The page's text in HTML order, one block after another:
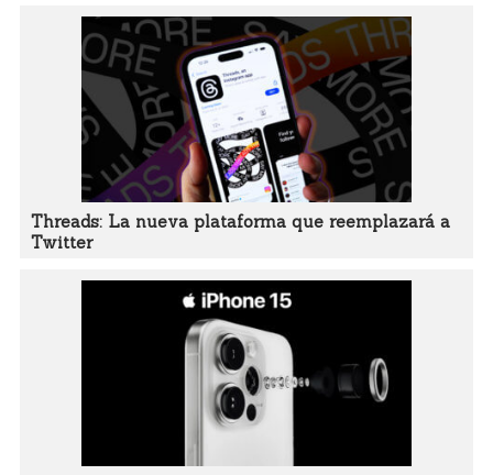
Threads: La nueva plataforma que reemplazará a
Twitter